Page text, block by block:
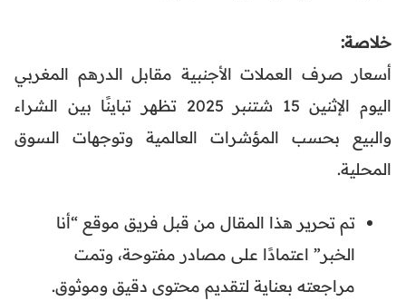
خلاصة:
أسعار صرف العملات الأجنبية مقابل الدرهم المغربي
اليوم الإثنين 15 شتنبر 2025 تظهر تباينًا بين الشراء
والبيع بحسب المؤشرات العالمية وتوجهات السوق
المحلية.
تم تحرير هذا المقال من قبل فريق موقع “أنا
الخبر” اعتمادًا على مصادر مفتوحة، وتمت
مراجعته بعناية لتقديم محتوى دقيق وموثوق.